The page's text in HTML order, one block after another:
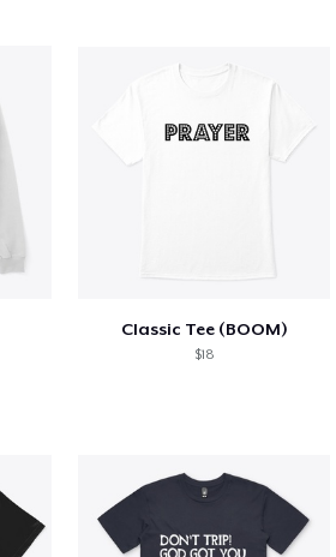
Classic Tee (BOOM)
$18